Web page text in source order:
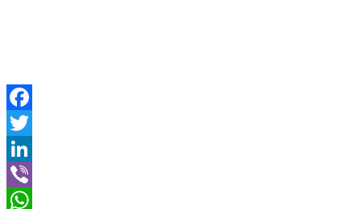
Facebook
Twitter
LinkedIn
Viber